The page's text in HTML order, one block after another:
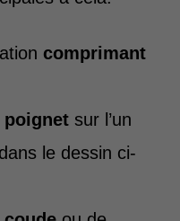
comprimant
poignet sur l’un
le dessin ci-